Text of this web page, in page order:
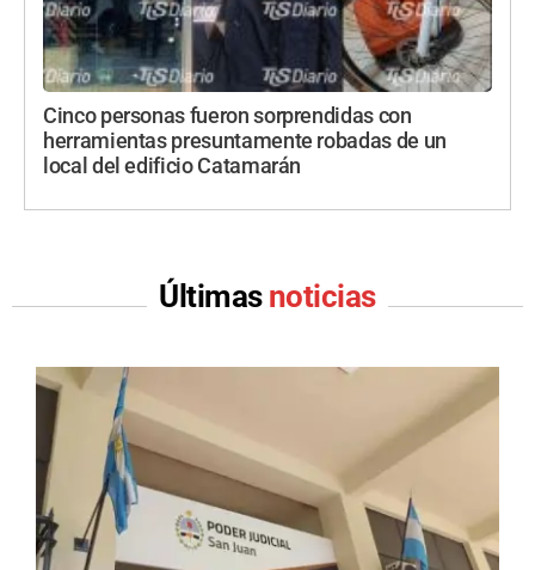
Cinco personas fueron sorprendidas con
herramientas presuntamente robadas de un
local del edificio Catamarán
Últimas noticias